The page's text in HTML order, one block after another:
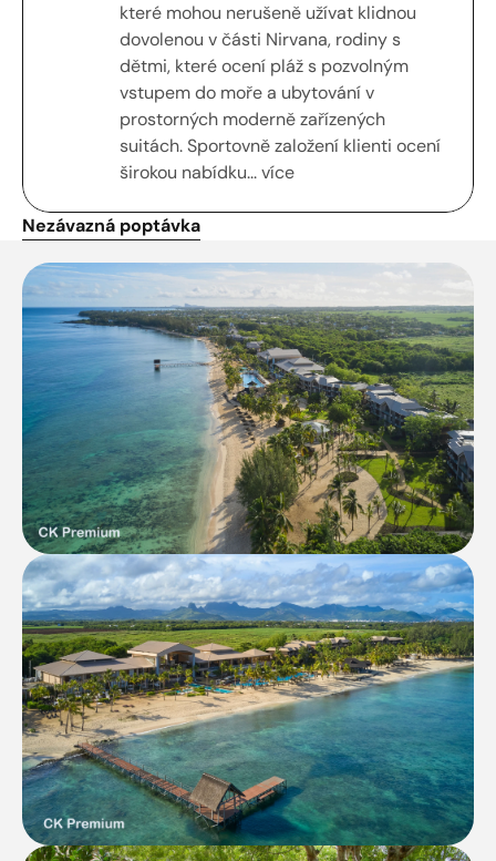
které mohou nerušeně užívat klidnou
dovolenou v části Nirvana, rodiny s
dětmi, které ocení pláž s pozvolným
vstupem do moře a ubytování v
prostorných moderně zařízených
suitách. Sportovně založení klienti ocení
širokou nabídku... více
Nezávazná poptávka